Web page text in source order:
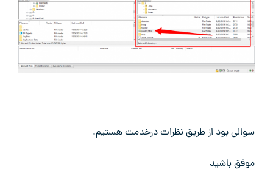
سوالی بود از طریق نظرات درخدمت هستیم.
موفق باشید